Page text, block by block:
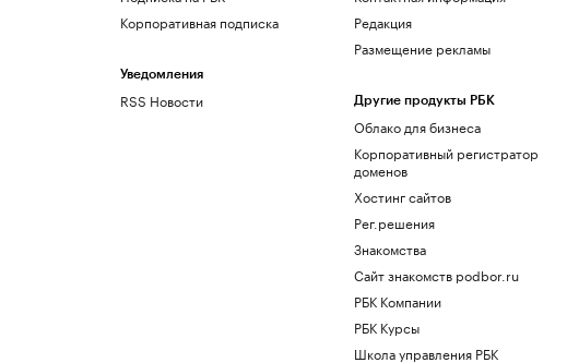
Корпоративная подписка
Уведомления
RSS Новости
Редакция
Размещение рекламы
Другие продукты РБК
Облако для бизнеса
Корпоративный регистратор
доменов
Хостинг сайтов
Рег.решения
Знакомства
Сайт знакомств podbor.ru
РБК Компании
РБК Курсы
Школа управления РБК